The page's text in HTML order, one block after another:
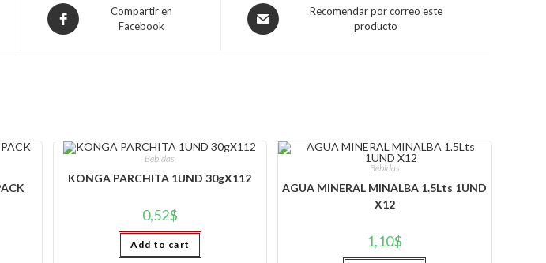
Opens
in
Compartir en
Facebook
Opens
in
Recomendar por correo este
producto
Bebidas
KONGA PARCHITA 1UND 30gX112
0,52$
Add to cart
Bebidas
AGUA MINERAL MINALBA 1.5Lts 1UND
X12
1,10$